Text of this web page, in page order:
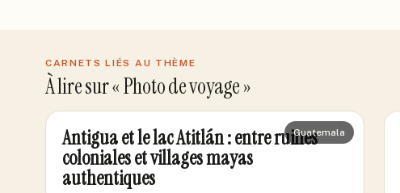
CARNETS LIÉS AU THÈME
À lire sur «Photo de voyage»
Guatemala
Antigua et le lac Atitlán : entre ruines
coloniales et villages mayas
authentiques